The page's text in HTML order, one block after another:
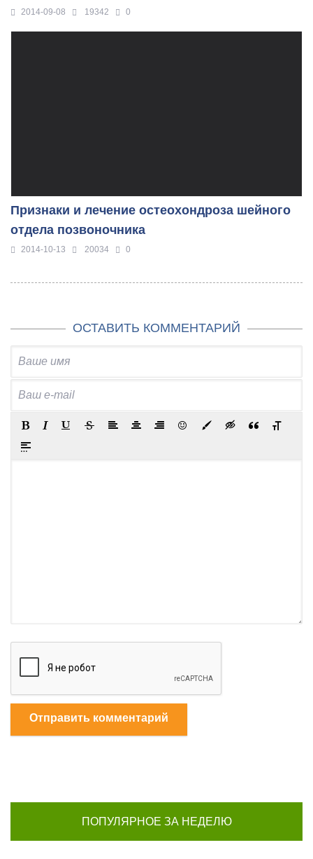
2014-09-08 19342 0
Признаки и лечение остеохондроза шейного
отдела позвоночника
2014-10-13 20034 0
ОСТАВИТЬ КОММЕНТАРИЙ
Отправить комментарий
ПОПУЛЯРНОЕ ЗА НЕДЕЛЮ